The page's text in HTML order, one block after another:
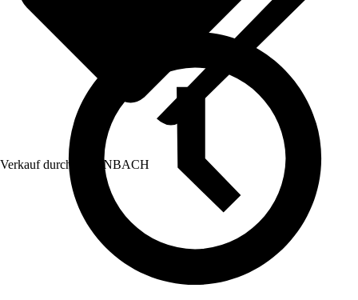
Verkauf durch: HORNBACH